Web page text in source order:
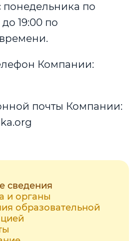
понедельника по
19:00 по
Компании:
почты Компании:
сведения
и органы
образовательной